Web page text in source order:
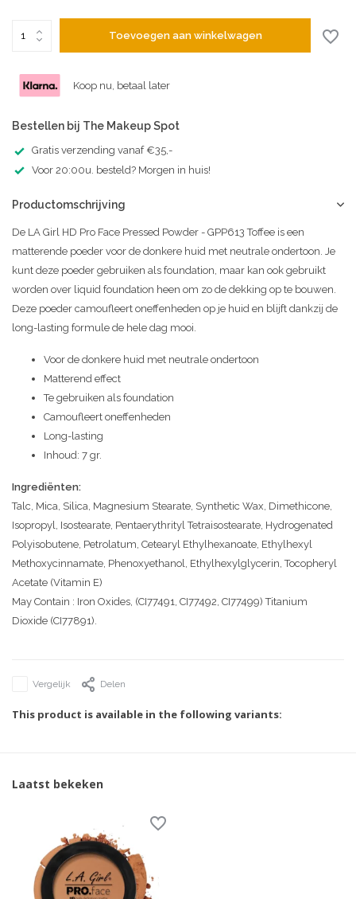
Toevoegen aan winkelwagen
Koop nu, betaal later
Bestellen bij The Makeup Spot
Gratis verzending vanaf €35,-
Voor 20:00u. besteld? Morgen in huis!
Productomschrijving
De LA Girl HD Pro Face Pressed Powder - GPP613 Toffee is een
matterende poeder voor de donkere huid met neutrale ondertoon. Je
kunt deze poeder gebruiken als foundation, maar kan ook gebruikt
worden over liquid foundation heen om zo de dekking op te bouwen.
Deze poeder camoufleert oneffenheden op je huid en blijft dankzij de
long-lasting formule de hele dag mooi.
Voor de donkere huid met neutrale ondertoon
Matterend effect
Te gebruiken als foundation
Camoufleert oneffenheden
Long-lasting
Inhoud: 7 gr.
Ingrediënten:
Talc, Mica, Silica, Magnesium Stearate, Synthetic Wax, Dimethicone,
Isopropyl, Isostearate, Pentaerythrityl Tetraisostearate, Hydrogenated
Polyisobutene, Petrolatum, Cetearyl Ethylhexanoate, Ethylhexyl
Methoxycinnamate, Phenoxyethanol, Ethylhexylglycerin, Tocopheryl
Acetate (Vitamin E)
May Contain : Iron Oxides, (CI77491, CI77492, CI77499) Titanium
Dioxide (CI77891).
Vergelijk Delen
This product is available in the following variants:
Laatst bekeken